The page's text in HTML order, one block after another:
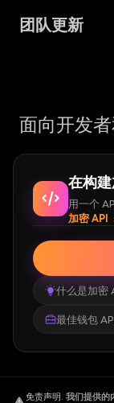
团队更新
面向开发
在构
用一个
加密 API
什么是加密
最佳钱包
免责声明. 我们提供的